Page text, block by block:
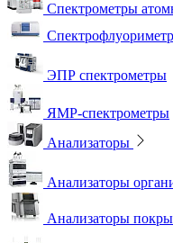
Спектрометры
ЭПР спектрометры
ЯМР-спектрометры
Анализаторы
Анализаторы
Анализаторы